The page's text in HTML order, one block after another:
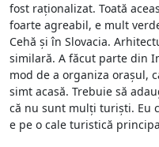
fost raționalizat. Toată
foarte agreabil, e mult
Cehă și în Slovacia.
similară. A făcut parte din
mod de a organiza orașul,
simt acasă. Trebuie să
că nu sunt mulți turiști. Eu
e pe o cale turistică